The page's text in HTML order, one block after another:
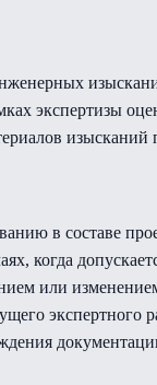
экспертизы
в составе
когда
или
экспертного